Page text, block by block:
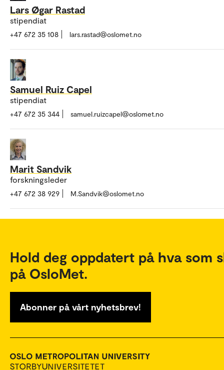
Lars Øgar Rastad
stipendiat
+47 672 35 108 lars.rastad@oslomet.no
Samuel Ruiz Capel
stipendiat
+47 672 35 344 samuel.ruizcapel@oslomet.no
Marit Sandvik
forskningsleder
+47 672 38 929 M.Sandvik@oslomet.no
Hold deg oppdatert på hva som
på OsloMet.
Abonner på vårt nyhetsbrev!